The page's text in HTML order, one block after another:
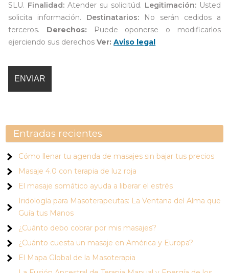
SLU. Finalidad:Atender su solicitúd. Legitimación: Usted
solicita información. Destinatarios: No serán cedidos a
terceros. Derechos: Puede oponerse o modificarlos
ejerciendo sus derechosVer:Aviso legal
Entradas recientes
Cómo llenar tu agenda de masajes sin bajar tus precios
Masaje 4.0 con terapia de luz roja
El masaje somático ayuda a liberar el estrés
Iridología para Masoterapeutas: La Ventana del Alma que
Guía tus Manos
¿Cuánto debo cobrar por mis masajes?
¿Cuánto cuesta un masaje en América y Europa?
El Mapa Global de la Masoterapia